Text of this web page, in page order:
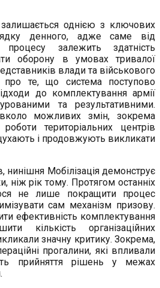
залишається однією з ключових
денного, адже саме від
процесу залежить здатність
оборону в умовах тривалої
влади та військового
про те, що система поступово
до комплектування армії
та результативними.
можливих змін, зокрема
територіальних центрів
і продовжують викликати
нинішня Мобілізація демонструє
ніж рік тому. Протягом останніх
не лише покращити процес
сам механізм призову.
ефективність комплектування
кількість організаційних
значну критику. Зокрема,
прогалини, які впливали
прийняття рішень у межах